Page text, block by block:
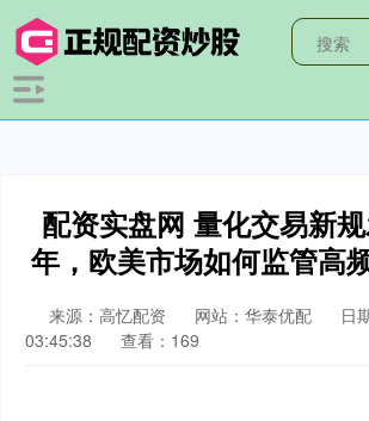
配资实盘网 量化交易新
年，欧美市场如何监管高
来源：高忆配资 网站：华泰优配
日
03:45:38
查看：169